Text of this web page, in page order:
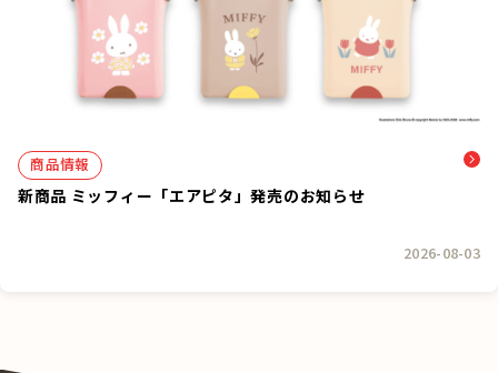
商品情報
新商品 ミッフィー「エアピタ」発売のお知らせ
2026-08-03